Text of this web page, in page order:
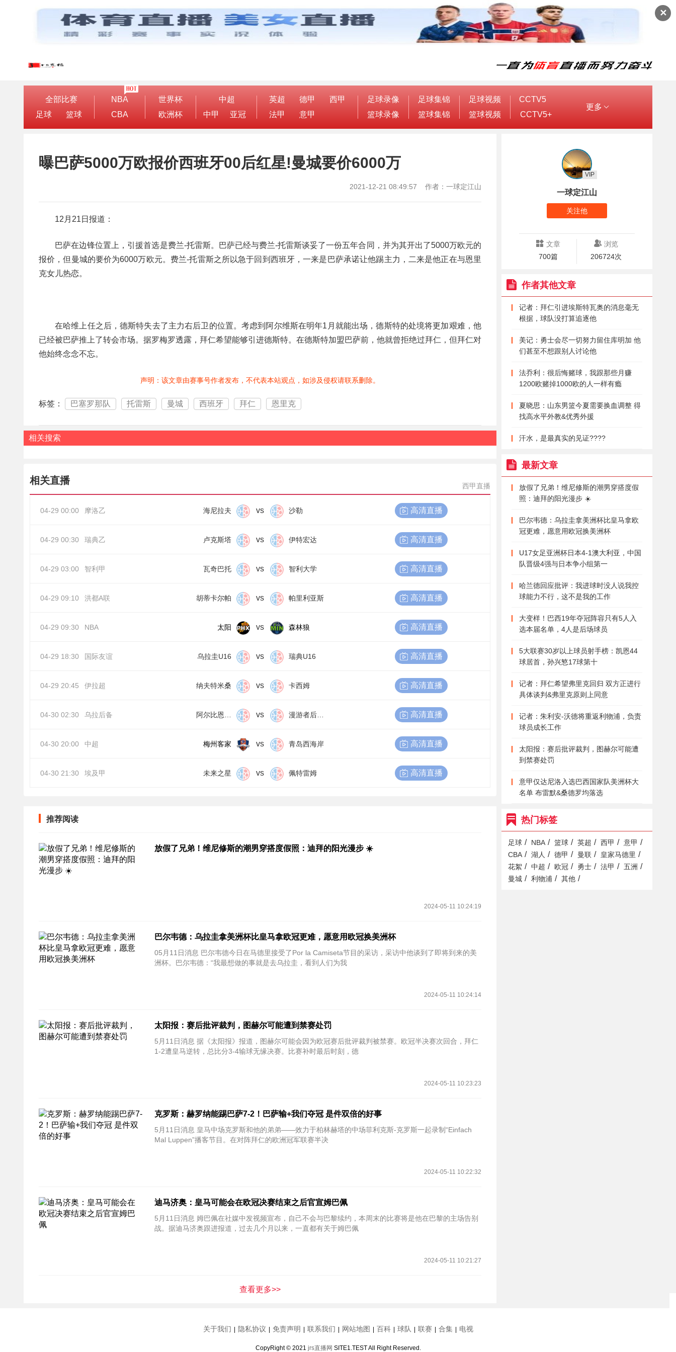
✕
全部比赛
足球
篮球
NBA
CBA
世界杯
欧洲杯
中超
中甲
亚冠
英超 德甲
西甲
法甲
意甲
足球录像
篮球录像
足球集锦
篮球集锦
足球视频
篮球视频
CCTV5
CCTV5+
更多
曝巴萨5000万欧报价西班牙00后红星!曼城要价6000万
2021-12-21 08:49:57 作者：一球定江山
12月21日报道：
巴萨在边锋位置上，引援首选是费兰-托雷斯。巴萨已经与费兰-托雷斯谈妥了一份五年合同，并为其开出了5000万欧元的
报价，但曼城的要价为6000万欧元。费兰-托雷斯之所以急于回到西班牙，一来是巴萨承诺让他踢主力，二来是他正在与恩里
克女儿热恋。
在哈维上任之后，德斯特失去了主力右后卫的位置。考虑到阿尔维斯在明年1月就能出场，德斯特的处境将更加艰难，他
已经被巴萨推上了转会市场。据罗梅罗透露，拜仁希望能够引进德斯特。在德斯特加盟巴萨前，他就曾拒绝过拜仁，但拜仁对
他始终念念不忘。
声明：该文章由赛事号作者发布，不代表本站观点，如涉及侵权请联系删除。
标签： 巴塞罗那队 托雷斯 曼城 西班牙 拜仁 恩里克
相关搜索
相关直播 西甲直播
04-29 00:00 摩洛乙 海尼拉夫 vs 沙勒 高清直播
04-29 00:30 瑞典乙 卢克斯塔 vs 伊特宏达 高清直播
04-29 03:00 智利甲 瓦奇巴托 vs 智利大学 高清直播
04-29 09:10 洪都A联 胡蒂卡尔帕 vs 帕里利亚斯 高清直播
04-29 09:30 NBA 太阳 vs 森林狼 高清直播
04-29 18:30 国际友谊 乌拉圭U16 vs 瑞典U16 高清直播
04-29 20:45 伊拉超 纳夫特米桑 vs 卡西姆 高清直播
04-30 02:30 乌拉后备 vs 高清直播
04-30 20:00 中超 梅州客家 vs 青岛西海岸 高清直播
04-30 21:30 埃及甲 未来之星 vs 佩特雷姆 高清直播
推荐阅读
放假了兄弟！维尼修斯的潮男穿搭度假照：迪拜的阳光漫步 ☀️
2024-05-11 10:24:19
巴尔韦德：乌拉圭拿美洲杯比皇马拿欧冠更难，愿意用欧冠换美洲杯
05月11日消息 巴尔韦德今日在马德里接受了Por la Camiseta节目的采访，采访中他谈到了即将到来的美
洲杯。巴尔韦德：“我最想做的事就是去乌拉圭，看到人们为我
2024-05-11 10:24:14
太阳报：赛后批评裁判，图赫尔可能遭到禁赛处罚
5月11日消息 据《太阳报》报道，图赫尔可能会因为欧冠赛后批评裁判被禁赛。欧冠半决赛次回合，拜仁
1-2遭皇马逆转，总比分3-4输球无缘决赛。比赛补时最后时刻，德
2024-05-11 10:23:23
克罗斯：赫罗纳能踢巴萨7-2！巴萨输+我们夺冠 是件双倍的好事
5月11日消息 皇马中场克罗斯和他的弟弟——效力于柏林赫塔的中场菲利克斯-克罗斯一起录制“Einfach
Mal Luppen”播客节目。在对阵拜仁的欧洲冠军联赛半决
2024-05-11 10:22:32
迪马济奥：皇马可能会在欧冠决赛结束之后官宣姆巴佩
5月11日消息 姆巴佩在社媒中发视频宣布，自己不会与巴黎续约，本周末的比赛将是他在巴黎的主场告别
战。据迪马济奥跟进报道，过去几个月以来，一直都有关于姆巴佩
2024-05-11 10:21:27
查看更多>>
一球定江山
VIP
关注他
文章
700篇
浏览
206724次
作者其他文章
记者：拜仁引进埃斯特瓦奥的消息毫无
根据，球队没打算追逐他
美记：勇士会尽一切努力留住库明加 他
们甚至不想跟别人讨论他
法乔利：很后悔赌球，我跟那些月赚
1200欧赌掉1000欧的人一样有瘾
夏晓思：山东男篮今夏需要换血调整 得
找高水平外教&优秀外援
汗水，是最真实的见证????
最新文章
放假了兄弟！维尼修斯的潮男穿搭度假
照：迪拜的阳光漫步 ☀️
巴尔韦德：乌拉圭拿美洲杯比皇马拿欧
冠更难，愿意用欧冠换美洲杯
U17女足亚洲杯日本4-1澳大利亚，中国
队晋级4强与日本争小组第一
哈兰德回应批评：我进球时没人说我控
球能力不行，这不是我的工作
大变样！巴西19年夺冠阵容只有5人入
选本届名单，4人是后场球员
5大联赛30岁以上球员射手榜：凯恩44
球居首，孙兴慜17球第十
记者：拜仁希望弗里克回归 双方正进行
具体谈判&弗里克原则上同意
记者：朱利安-沃德将重返利物浦，负责
球员成长工作
太阳报：赛后批评裁判，图赫尔可能遭
到禁赛处罚
意甲仅达尼洛入选巴西国家队美洲杯大
名单 布雷默&桑德罗均落选
热门标签
足球 / NBA / 篮球 / 英超 / 西甲 / 意甲 /
CBA / 湖人 / 德甲 / 曼联 / 皇家马德里 /
花絮 / 中超 / 欧冠 / 勇士 / 法甲 / 五洲 /
曼城 / 利物浦 / 其他 /
关于我们 隐私协议 免责声明 联系我们 网站地图 百科 球队 联赛 合集 电视
CopyRight © 2021 jrs直播网 SITE1.TEST All Right Reserved.